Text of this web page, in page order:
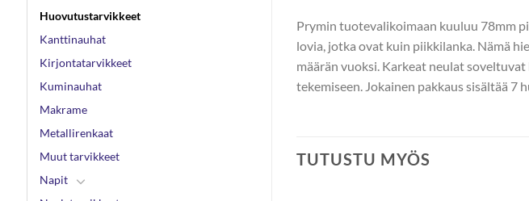
Huovutustarvikkeet
Kanttinauhat
Kirjontatarvikkeet
Kuminauhat
Makrame
Metallirenkaat
Muut tarvikkeet
Napit
Prymin tuotevalikoimaan kuuluu 78mm
lovia, jotka ovat kuin piikkilanka. Nämä
määrän vuoksi. Karkeat neulat
tekemiseen. Jokainen pakkaus sisältää 7
TUTUSTU MYÖS